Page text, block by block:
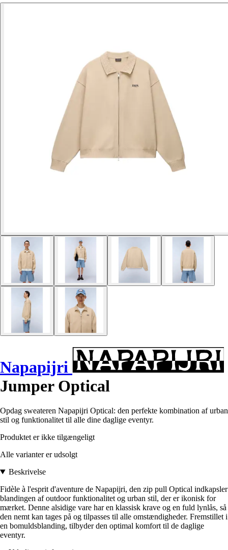
Napapijri
Jumper Optical
Opdag sweateren Napapijri Optical: den perfekte kombination af urban
stil og funktionalitet til alle dine daglige eventyr.
Produktet er ikke tilgængeligt
Alle varianter er udsolgt
Beskrivelse
Fidèle à l'esprit d'aventure de Napapijri, den zip pull Optical indkapsler
blandingen af outdoor funktionalitet og urban stil, der er ikonisk for
mærket. Denne alsidige vare har en klassisk krave og en fuld lynlås, så
den nemt kan tages på og tilpasses til alle omstændigheder. Fremstillet i
en bomuldsblanding, tilbyder den optimal komfort til de daglige
eventyr.